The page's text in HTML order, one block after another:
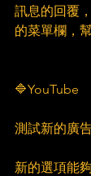
訊息的回覆
的菜單欄，
🔷YouTube
測試新的廣
新的選項能